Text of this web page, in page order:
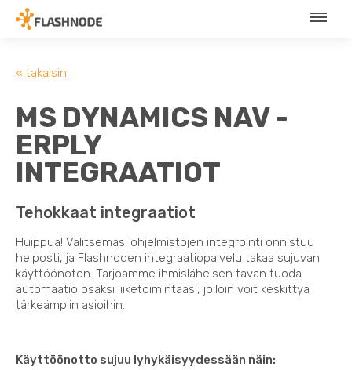
« takaisin
MS DYNAMICS NAV -
ERPLY
INTEGRAATIOT
Tehokkaat integraatiot
Huippua! Valitsemasi ohjelmistojen integrointi onnistuu
helposti, ja Flashnoden integraatiopalvelu takaa sujuvan
käyttöönoton. Tarjoamme ihmisläheisen tavan tuoda
automaatio osaksi liiketoimintaasi, jolloin voit keskittyä
tärkeämpiin asioihin.
Käyttöönotto sujuu lyhykäisyydessään näin: